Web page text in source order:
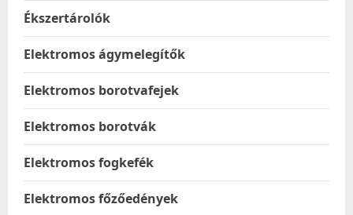
Ékszertárolók
Elektromos ágymelegítők
Elektromos borotvafejek
Elektromos borotvák
Elektromos fogkefék
Elektromos főzőedények